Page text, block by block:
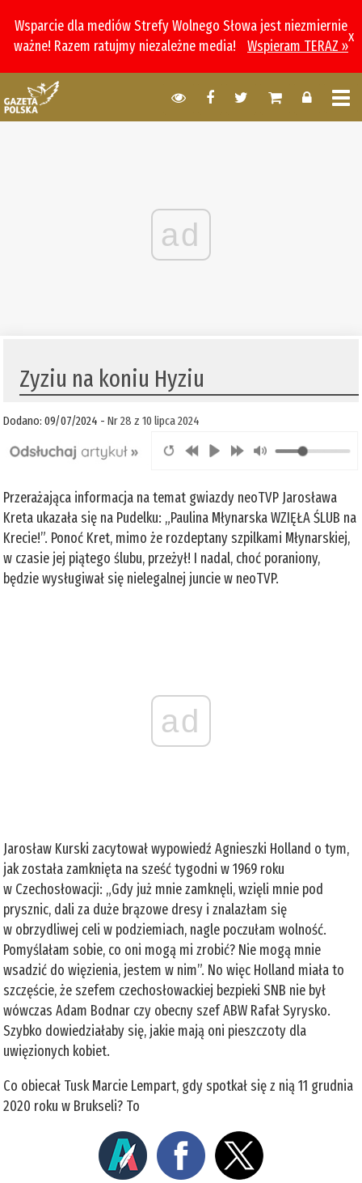
Wsparcie dla mediów Strefy Wolnego Słowa jest niezmiernie
ważne! Razem ratujmy niezależne media!
Wspieram TERAZ »
x
ad
Zyziu na koniu Hyziu
Dodano: 09/07/2024 -Nr 28 z 10 lipca 2024
Przerażająca informacja na temat gwiazdy neoTVP Jarosława
Kreta ukazała się na Pudelku: „Paulina Młynarska WZIĘŁA ŚLUB na
Krecie!”. Ponoć Kret, mimo że rozdeptany szpilkami Młynarskiej,
w czasie jej piątego ślubu, przeżył! I nadal, choć poraniony,
będzie wysługiwał się nielegalnej juncie w neoTVP.
ad
Jarosław Kurski zacytował wypowiedź Agnieszki Holland o tym,
jak została zamknięta na sześć tygodni w 1969 roku
w Czechosłowacji: „Gdy już mnie zamknęli, wzięli mnie pod
prysznic, dali za duże brązowe dresy i znalazłam się
w obrzydliwej celi w podziemiach, nagle poczułam wolność.
Pomyślałam sobie, co oni mogą mi zrobić? Nie mogą mnie
wsadzić do więzienia, jestem w nim”. No więc Holland miała to
szczęście, że szefem czechosłowackiej bezpieki SNB nie był
wówczas Adam Bodnar czy obecny szef ABW Rafał Syrysko.
Szybko dowiedziałaby się, jakie mają oni pieszczoty dla
uwięzionych kobiet.
Co obiecał Tusk Marcie Lempart, gdy spotkał się z nią 11 grudnia
2020 roku w Brukseli? To